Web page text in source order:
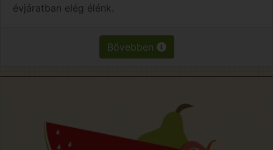
évjáratban elég élénk.
Bővebben